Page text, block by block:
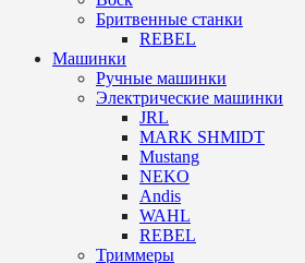
Бритвенные станки
REBEL
Машинки
Ручные машинки
Электрические машинки
JRL
MARK SHMIDT
Mustang
NEKO
Andis
WAHL
REBEL
Триммеры